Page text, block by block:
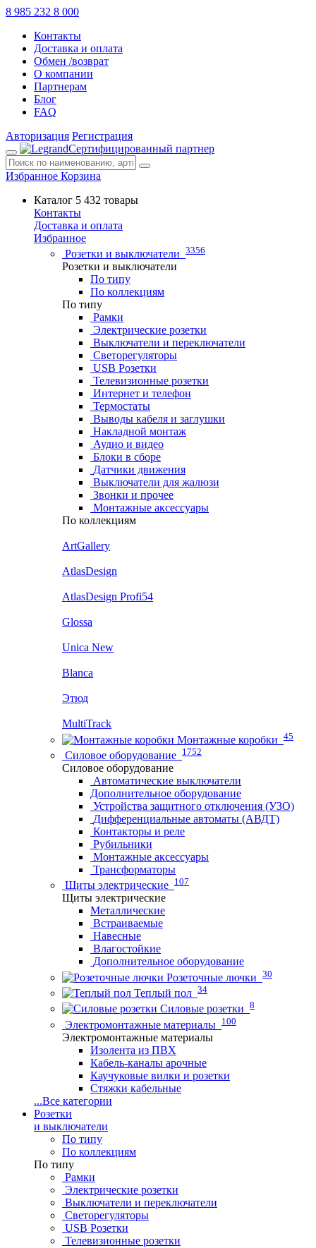
8 985 232 8 000
Контакты
Доставка и оплата
Обмен /возврат
О компании
Партнерам
Блог
FAQ
Авторизация Регистрация
Сертифицированный партнер
Избранное Корзина
Каталог 5 432 товары
Контакты
Доставка и оплата
Избранное
Розетки и выключатели 3356
Розетки и выключатели
По типу
По коллекциям
По типу
Рамки
Электрические розетки
Выключатели и переключатели
Светорегуляторы
USB Розетки
Телевизионные розетки
Интернет и телефон
Термостаты
Выводы кабеля и заглушки
Накладной монтаж
Аудио и видео
Блоки в сборе
Датчики движения
Выключатели для жалюзи
Звонки и прочее
Монтажные аксессуары
По коллекциям
ArtGallery
AtlasDesign
AtlasDesign Profi54
Glossa
Unica New
Blanca
Этюд
MultiTrack
Монтажные коробки 45
Силовое оборудование 1752
Силовое оборудование
Автоматические выключатели
Дополнительное оборудование
Устройства защитного отключения (УЗО)
Дифференциальные автоматы (АВДТ)
Контакторы и реле
Рубильники
Монтажные аксессуары
Трансформаторы
Щиты электрические 107
Щиты электрические
Металлические
Встраиваемые
Навесные
Влагостойкие
Дополнительное оборудование
Розеточные лючки 30
Теплый пол 34
Силовые розетки 8
Электромонтажные материалы 100
Электромонтажные материалы
Изолента из ПВХ
Кабель-каналы арочные
Каучуковые вилки и розетки
Стяжки кабельные
...Все категории
Розетки
и выключатели
По типу
По коллекциям
По типу
Рамки
Электрические розетки
Выключатели и переключатели
Светорегуляторы
USB Розетки
Телевизионные розетки